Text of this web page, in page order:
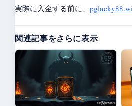
実際に入金する前に、
関連記事をさらに表示